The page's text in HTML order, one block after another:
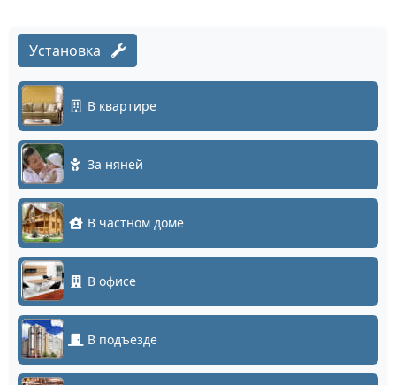
Установка
В квартире
За няней
В частном доме
В офисе
В подъезде